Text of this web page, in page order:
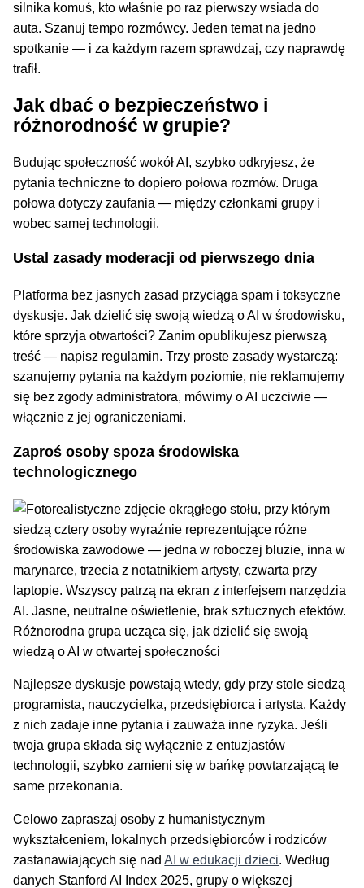
silnika komuś, kto właśnie po raz pierwszy wsiada do
auta. Szanuj tempo rozmówcy. Jeden temat na jedno
spotkanie — i za każdym razem sprawdzaj, czy naprawdę
trafił.
Jak dbać o bezpieczeństwo i
różnorodność w grupie?
Budując społeczność wokół AI, szybko odkryjesz, że
pytania techniczne to dopiero połowa rozmów. Druga
połowa dotyczy zaufania — między członkami grupy i
wobec samej technologii.
Ustal zasady moderacji od pierwszego dnia
Platforma bez jasnych zasad przyciąga spam i toksyczne
dyskusje. Jak dzielić się swoją wiedzą o AI w środowisku,
które sprzyja otwartości? Zanim opublikujesz pierwszą
treść — napisz regulamin. Trzy proste zasady wystarczą:
szanujemy pytania na każdym poziomie, nie reklamujemy
się bez zgody administratora, mówimy o AI uczciwie —
włącznie z jej ograniczeniami.
Zaproś osoby spoza środowiska
technologicznego
Różnorodna grupa ucząca się, jak dzielić się swoją
wiedzą o AI w otwartej społeczności
Najlepsze dyskusje powstają wtedy, gdy przy stole siedzą
programista, nauczycielka, przedsiębiorca i artysta. Każdy
z nich zadaje inne pytania i zauważa inne ryzyka. Jeśli
twoja grupa składa się wyłącznie z entuzjastów
technologii, szybko zamieni się w bańkę powtarzającą te
same przekonania.
Celowo zapraszaj osoby z humanistycznym
wykształceniem, lokalnych przedsiębiorców i rodziców
zastanawiających się nadAI w edukacji dzieci. Według
danych Stanford AI Index 2025, grupy o większej